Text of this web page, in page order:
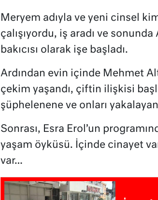
Meryem adıyla ve yeni cinsel
çalışıyordu, iş aradı ve
bakıcısı olarak işe başladı.
Ardından evin içinde Mehmet
çekim yaşandı, çiftin ilişkisi
şüphelenene ve onları
Sonrası, Esra Erol’un
yaşam öyküsü. İçinde cinayet
var…